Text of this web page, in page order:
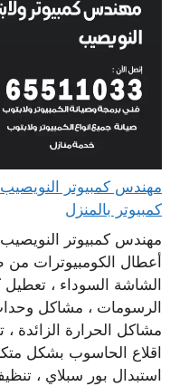
كمبيوتر بالمنزل
مهندس كمبيوتر
أعطال الكومبيوترات من
الشاشة السوداء ،
الرسومات ، مشاكل
مشاكل الحرارة الزائدة
اقلاع الحاسوب بشكل
استبدال بور سبلاي ،